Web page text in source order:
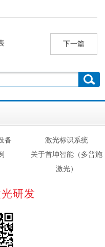
下一篇
备
激光标识系统
关于首坤智能（多普施
激光）
研发